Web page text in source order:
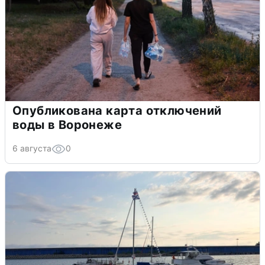
Опубликована карта отключений
воды в Воронеже
6 августа 0